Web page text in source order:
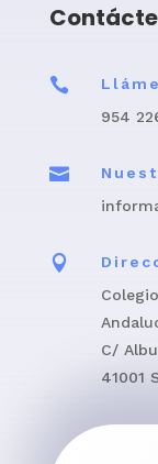

954


C/
41001